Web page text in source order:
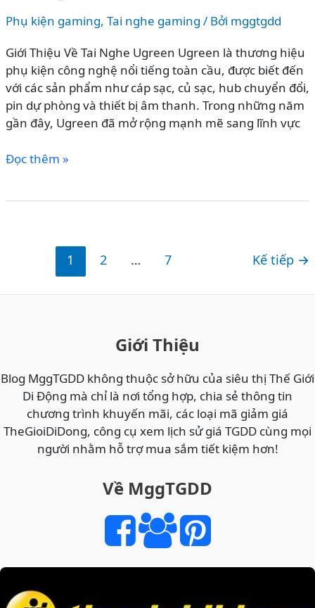
Hệ
Thái
Âm
Thanh
Hiện
Đại
Cho
Phụ kiện gaming, Tai nghe gaming / Bởi mggtgdd
Giới Thiệu Về Tai Nghe Ugreen Ugreen là thương hiệu
phụ kiện công nghệ nổi tiếng toàn cầu, được biết đến
với các sản phẩm như cáp sạc, củ sạc, hub chuyển đổi,
pin dự phòng và thiết bị âm thanh. Trong những năm
gần đây, Ugreen đã mở rộng mạnh mẽ sang lĩnh vực
Các
Hệ
Không
Dây
Hiện
Đại
Đọc thêm »
1 2 … 7 Kế tiếp →
Giới Thiệu
Blog MggTGDD không thuộc sở hữu của siêu thị Thế Giới
Di Động mà chỉ là nơi tổng hợp, chia sẻ thông tin
chương trình khuyến mãi, các loại mã giảm giá
TheGioiDiDong, công cụ xem lịch sử giá TGDD cùng mọi
người nhằm hỗ trợ mua sắm tiết kiệm hơn!
Về MggTGDD